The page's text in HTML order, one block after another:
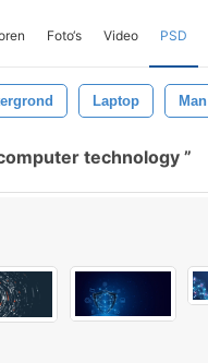
Foto‘s Video PSD
Laptop Man
technology